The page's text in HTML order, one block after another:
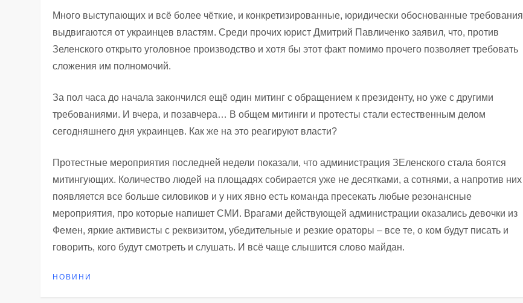
Много выступающих и всё более чёткие, и конкретизированные, юридически обоснованные требования
выдвигаются от украинцев властям. Среди прочих юрист Дмитрий Павличенко заявил, что, против
Зеленского открыто уголовное производство и хотя бы этот факт помимо прочего позволяет требовать
сложения им полномочий.
За пол часа до начала закончился ещё один митинг с обращением к президенту, но уже с другими
требованиями. И вчера, и позавчера… В общем митинги и протесты стали естественным делом
сегодняшнего дня украинцев. Как же на это реагируют власти?
Протестные мероприятия последней недели показали, что администрация ЗЕленского стала боятся
митингующих. Количество людей на площадях собирается уже не десятками, а сотнями, а напротив них
появляется все больше силовиков и у них явно есть команда пресекать любые резонансные
мероприятия, про которые напишет СМИ. Врагами действующей администрации оказались девочки из
Фемен, яркие активисты с реквизитом, убедительные и резкие ораторы – все те, о ком будут писать и
говорить, кого будут смотреть и слушать. И всё чаще слышится слово майдан.
НОВИНИ